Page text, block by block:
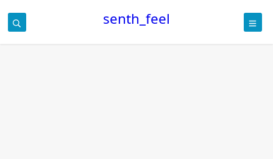
senth_feel